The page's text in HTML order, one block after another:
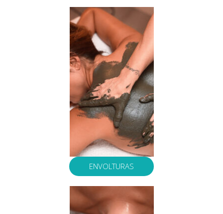
ENVOLTURAS